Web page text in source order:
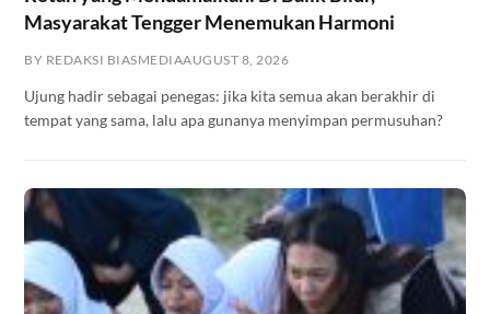
Masyarakat Tengger Menemukan Harmoni
BY REDAKSI BIASMEDIAAUGUST 8, 2026
Ujung hadir sebagai penegas: jika kita semua akan berakhir di
tempat yang sama, lalu apa gunanya menyimpan permusuhan?